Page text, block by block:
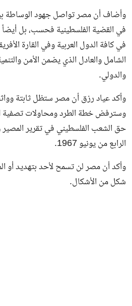
وأضاف أن مصر تواصل جهود الوساطة
في القضية الفلسطينية فحسب، بل أيضاً
في كافة الدول العربية وفي القارة
الشامل والعادل الذي يضمن الأمن
والدولي.
وأكد عياد رزق أن مصر ستظل ثابتة
وسترفض خطة الطرد ومحاولات تصفية
حق الشعب الفلسطيني في تقرير
الرابع من يونيو 1967.
وأكد أن مصر لن تسمح لأحد بتهديد أو
شكل من الأشكال.